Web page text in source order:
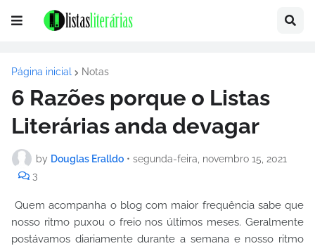
Página inicial Notas
6 Razões porque o Listas
Literárias anda devagar
by Douglas Eralldo • segunda-feira, novembro 15, 2021
3
Quem acompanha o blog com maior frequência sabe que
nosso ritmo puxou o freio nos últimos meses. Geralmente
postávamos diariamente durante a semana e nosso ritmo